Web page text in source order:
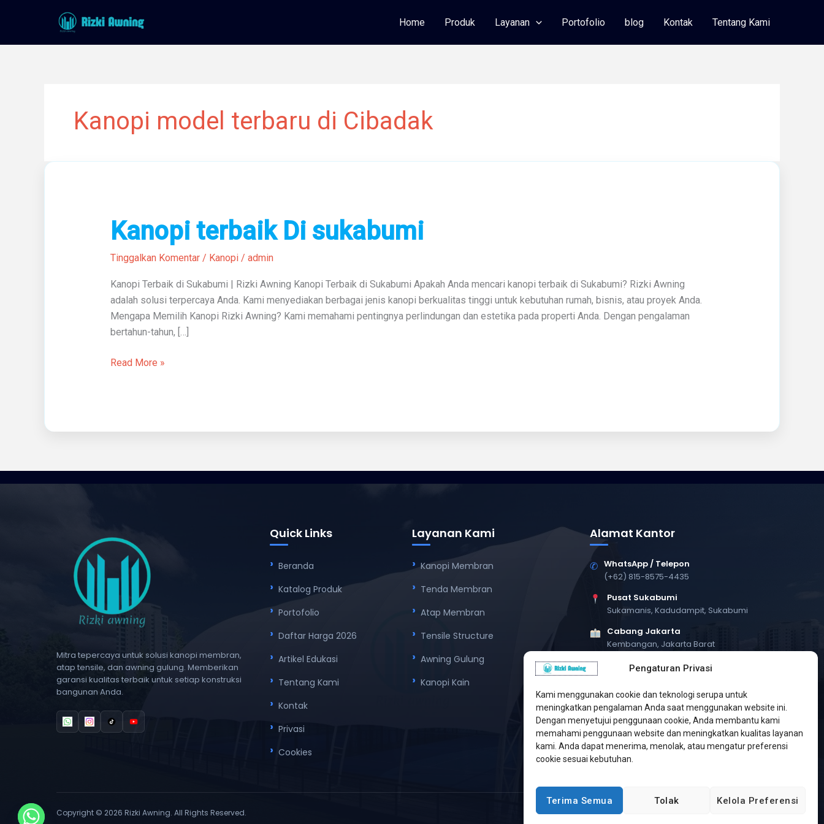
Pengaturan Privasi
Kami menggunakan cookie dan teknologi serupa untuk
meningkatkan pengalaman Anda saat menggunakan website ini.
Dengan menyetujui penggunaan cookie, Anda membantu kami
memahami penggunaan website dan meningkatkan kualitas layanan
kami. Anda dapat menerima, menolak, atau mengatur preferensi
cookie sesuai kebutuhan.
Terima Semua Tolak Kelola Preferensi
Home Produk Layanan Portofolio blog Kontak Tentang Kami
Kanopi model terbaru di Cibadak
Kanopi terbaik Di sukabumi
Tinggalkan Komentar / Kanopi/ admin
Kanopi Terbaik di Sukabumi | Rizki Awning Kanopi Terbaik di Sukabumi Apakah Anda mencari kanopi terbaik di Sukabumi? Rizki Awning
adalah solusi terpercaya Anda. Kami menyediakan berbagai jenis kanopi berkualitas tinggi untuk kebutuhan rumah, bisnis, atau proyek Anda.
Mengapa Memilih Kanopi Rizki Awning? Kami memahami pentingnya perlindungan dan estetika pada properti Anda. Dengan pengalaman
bertahun-tahun, […]
Kanopi
terbaik
Di
Read More »
Mitra tepercaya untuk solusi kanopi membran,
atap tensile, dan awning gulung. Memberikan
garansi kualitas terbaik untuk setiap konstruksi
bangunan Anda.
Quick Links
Beranda
Katalog Produk
Portofolio
Daftar Harga 2026
Artikel Edukasi
Tentang Kami
Kontak
Privasi
Cookies
Layanan Kami
Kanopi Membran
Tenda Membran
Atap Membran
Tensile Structure
Awning Gulung
Kanopi Kain
Alamat Kantor
✆ WhatsApp / Telepon
(+62) 815-8575-4435
Pusat Sukabumi
Sukamanis, Kadudampit, Sukabumi
Cabang Jakarta
Kembangan, Jakarta Barat
Workshop Bintaro
Copyright © 2026 Rizki Awning. All Rights Reserved.